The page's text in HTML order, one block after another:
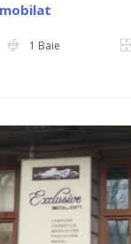
1 Baie